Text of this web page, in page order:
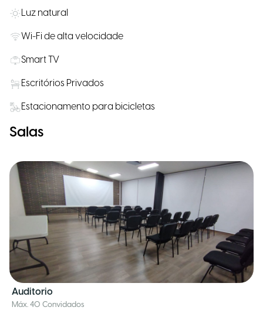
Luz natural
Wi-Fi de alta velocidade
Smart TV
Escritórios Privados
Estacionamento para bicicletas
Salas
Auditorio
Máx. 40 Convidados